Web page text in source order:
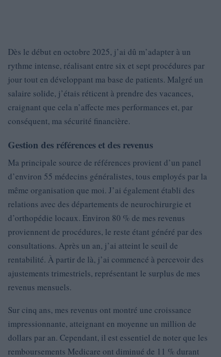
Dès le début en octobre 2025, j’ai dû m’adapter à un
rythme intense, réalisant entre six et sept procédures par
jour tout en développant ma base de patients. Malgré un
salaire solide, j’étais réticent à prendre des vacances,
craignant que cela n’affecte mes performances et, par
conséquent, ma sécurité financière.
Gestion des références et des revenus
Ma principale source de références provient d’un panel
d’environ 55 médecins généralistes, tous employés par la
même organisation que moi. J’ai également établi des
relations avec des départements de neurochirurgie et
d’orthopédie locaux. Environ 80 % de mes revenus
proviennent de procédures, le reste étant généré par des
consultations. Après un an, j’ai atteint le seuil de
rentabilité. À partir de là, j’ai commencé à percevoir des
ajustements trimestriels, représentant le surplus de mes
revenus mensuels.
Sur cinq ans, mes revenus ont montré une croissance
impressionnante, atteignant en moyenne un million de
dollars par an. Cependant, il est essentiel de noter que les
remboursements Medicare ont diminué de 11 % durant